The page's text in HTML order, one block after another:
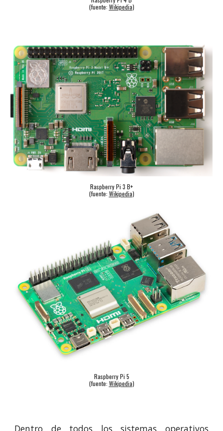
(fuente: Wikipedia)
Raspberry Pi 3 B+
(fuente: Wikipedia)
Raspberry Pi 5
(fuente: Wikipedia)
Dentro de todos los sistemas operativos